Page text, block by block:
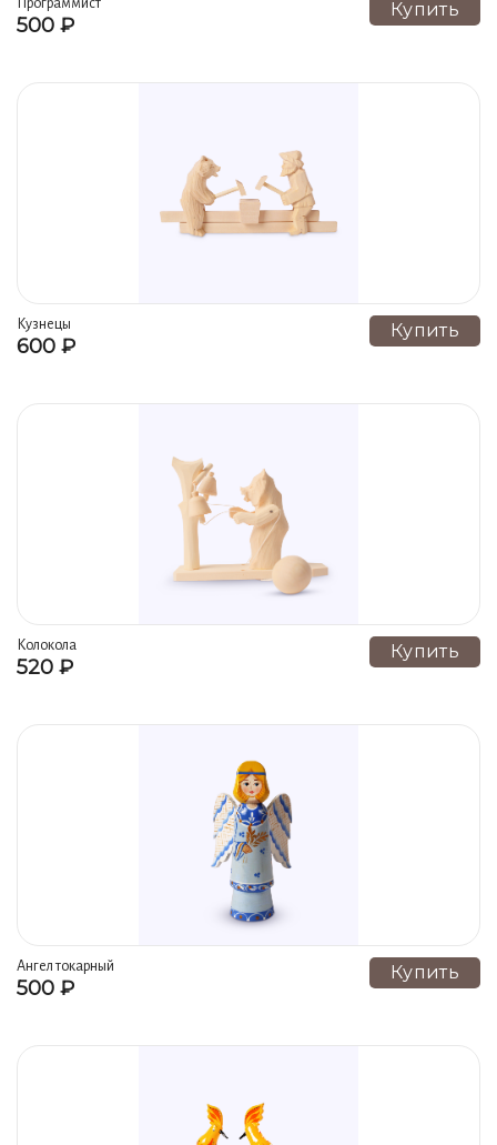
Программист
500 ₽
Купить
Кузнецы
600 ₽
Купить
Колокола
520 ₽
Купить
Ангел токарный
500 ₽
Купить